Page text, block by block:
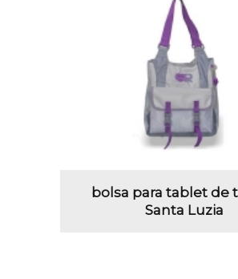
bolsa para tablet de
Santa Luzia